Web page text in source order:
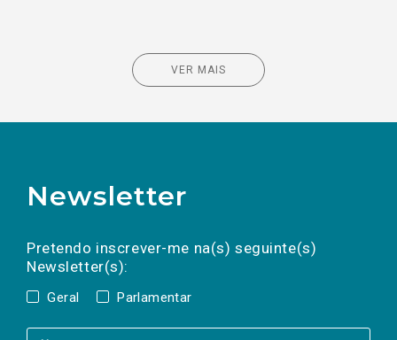
VER MAIS
Newsletter
Pretendo inscrever-me na(s) seguinte(s)
Newsletter(s):
Geral Parlamentar
a(s) newsletter(s).
mail